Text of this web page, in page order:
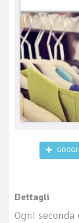
Dettagli
Ogni